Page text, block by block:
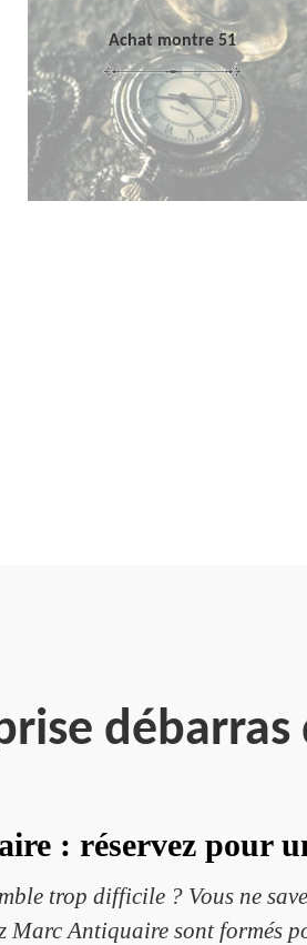
Achat montre 51
débarras
: réservez pour
trop difficile ? Vous ne
Marc Antiquaire sont formés